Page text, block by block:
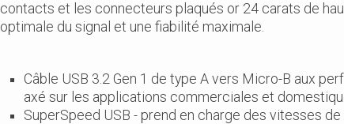
contacts et les connecteurs plaqués or 24 carats de
optimale du signal et une fiabilité maximale.
Câble USB 3.2 Gen 1 de type A vers Micro-B aux
axé sur les applications commerciales et
SuperSpeed USB - prend en charge des vitesses